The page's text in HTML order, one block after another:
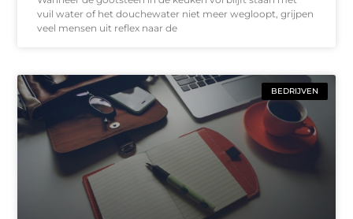
vuil water of het douchewater niet meer wegloopt, grijpen
veel mensen uit reflex naar de
BEDRIJVEN